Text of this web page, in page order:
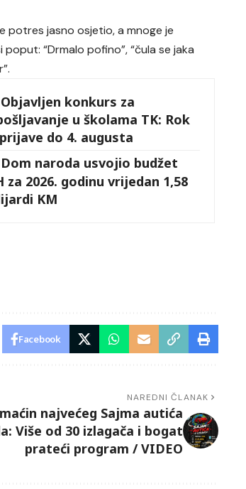
potres jasno osjetio, a mnoge je
“Drmalo pofino”, “čula se jaka
Objavljen konkurs za
u školama TK: Rok
do 4. augusta
Dom naroda usvojio budžet
za 2026. godinu vrijedan 1,58
KM
Facebook
NAREDNI ČLANAK
najvećeg Sajma autića
Više od 30 izlagača i bogat
prateći program / VIDEO